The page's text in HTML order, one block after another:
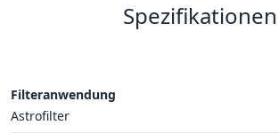
Spezifikationen
Filteranwendung
Astrofilter